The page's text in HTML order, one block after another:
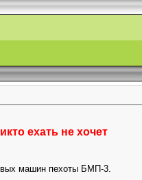
ехать не хочет
машин пехоты БМП-3.